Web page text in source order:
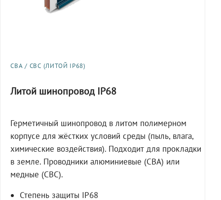
СВА / СВС (ЛИТОЙ IP68)
Литой шинопровод IP68
Герметичный шинопровод в литом полимерном
корпусе для жёстких условий среды (пыль, влага,
химические воздействия). Подходит для прокладки
в земле. Проводники алюминиевые (СВА) или
медные (СВС).
Степень защиты IP68